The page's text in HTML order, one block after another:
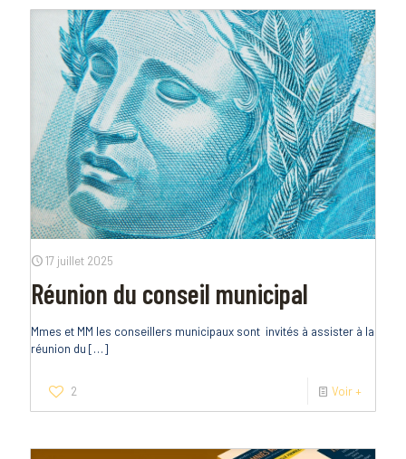
17 juillet 2025
Réunion du conseil municipal
Mmes et MM les conseillers municipaux sont invités à assister à la
réunion du […]
2 Voir +